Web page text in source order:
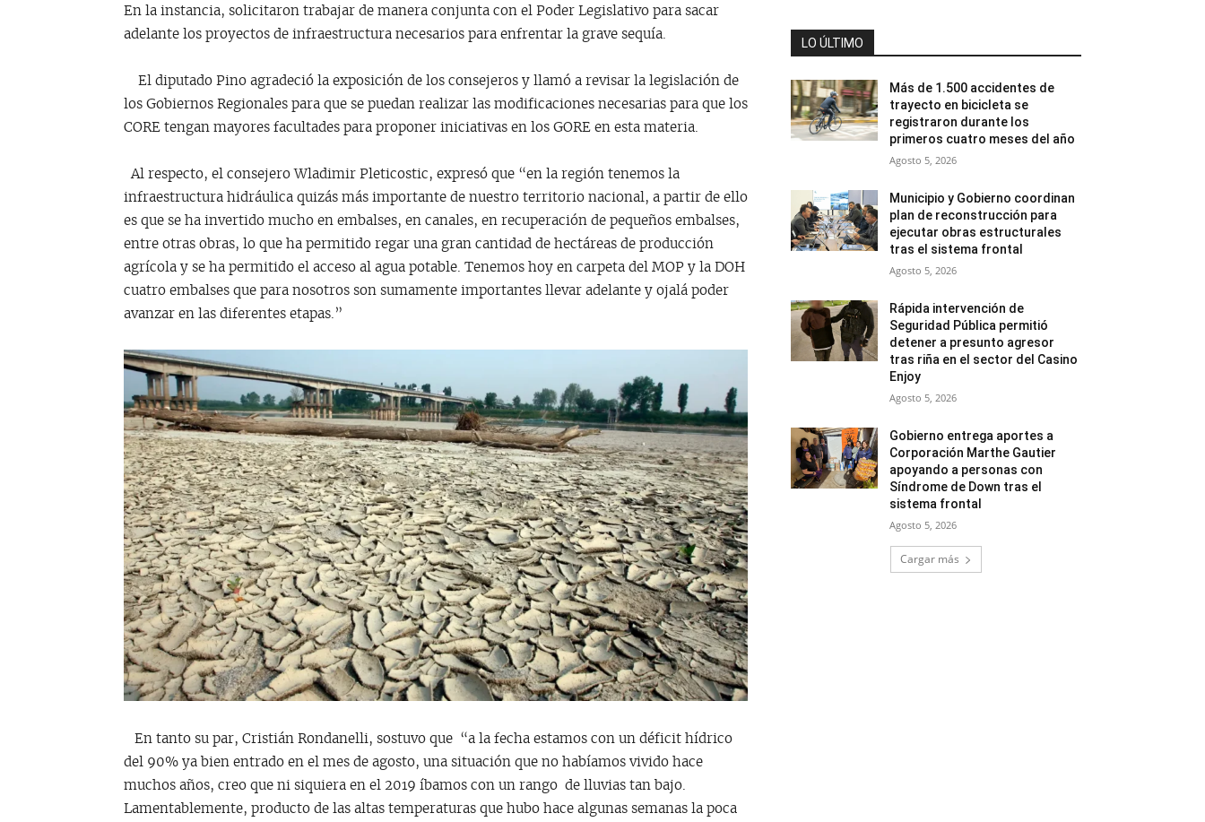
En la instancia, solicitaron trabajar de manera conjunta con el Poder Legislativo para sacar
adelante los proyectos de infraestructura necesarios para enfrentar la grave sequía.
El diputado Pino agradeció la exposición de los consejeros y llamó a revisar la legislación de
los Gobiernos Regionales para que se puedan realizar las modificaciones necesarias para que los
CORE tengan mayores facultades para proponer iniciativas en los GORE en esta materia.
Al respecto, el consejero Wladimir Pleticostic, expresó que “en la región tenemos la
infraestructura hidráulica quizás más importante de nuestro territorio nacional, a partir de ello
es que se ha invertido mucho en embalses, en canales, en recuperación de pequeños embalses,
entre otras obras, lo que ha permitido regar una gran cantidad de hectáreas de producción
agrícola y se ha permitido el acceso al agua potable. Tenemos hoy en carpeta del MOP y la DOH
cuatro embalses que para nosotros son sumamente importantes llevar adelante y ojalá poder
avanzar en las diferentes etapas.”
En tanto su par, Cristián Rondanelli, sostuvo que “a la fecha estamos con un déficit hídrico
del 90% ya bien entrado en el mes de agosto, una situación que no habíamos vivido hace
muchos años, creo que ni siquiera en el 2019 íbamos con un rango de lluvias tan bajo.
Lamentablemente, producto de las altas temperaturas que hubo hace algunas semanas la poca
LO ÚLTIMO
Más de 1.500 accidentes de
trayecto en bicicleta se
registraron durante los
primeros cuatro meses del año
Agosto 5, 2026
Municipio y Gobierno coordinan
plan de reconstrucción para
ejecutar obras estructurales
tras el sistema frontal
Agosto 5, 2026
Rápida intervención de
Seguridad Pública permitió
detener a presunto agresor
tras riña en el sector del Casino
Enjoy
Agosto 5, 2026
Gobierno entrega aportes a
Corporación Marthe Gautier
apoyando a personas con
Síndrome de Down tras el
sistema frontal
Agosto 5, 2026
Cargar más